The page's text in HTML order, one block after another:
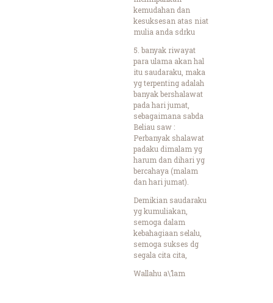
kemudahan dan
kesuksesan atas niat
mulia anda sdrku
5. banyak riwayat
para ulama akan hal
itu saudaraku, maka
yg terpenting adalah
banyak bershalawat
pada hari jumat,
sebagaimana sabda
Beliau saw :
Perbanyak shalawat
padaku dimalam yg
harum dan dihari yg
bercahaya (malam
dan hari jumat).
Demikian saudaraku
yg kumuliakan,
semoga dalam
kebahagiaan selalu,
semoga sukses dg
segala cita cita,
Wallahu a\’lam